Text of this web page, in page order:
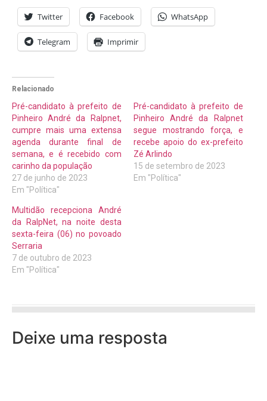
Twitter Facebook WhatsApp
Telegram Imprimir
Relacionado
Pré-candidato à prefeito de
Pinheiro André da Ralpnet,
cumpre mais uma extensa
agenda durante final de
semana, e é recebido com
carinho da população
27 de junho de 2023
Em "Política"
Pré-candidato à prefeito de
Pinheiro André da Ralpnet
segue mostrando força, e
recebe apoio do ex-prefeito
Zé Arlindo
15 de setembro de 2023
Em "Política"
Multidão recepciona André
da RalpNet, na noite desta
sexta-feira (06) no povoado
Serraria
7 de outubro de 2023
Em "Política"
Deixe uma resposta